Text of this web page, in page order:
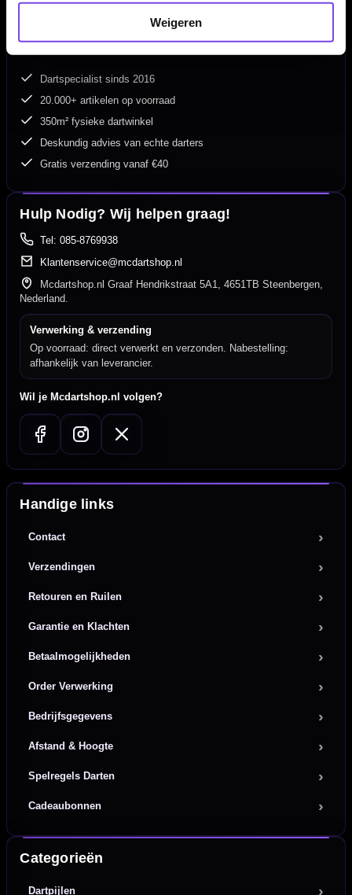
Weigeren
Dartspecialist sinds 2016
20.000+ artikelen op voorraad
350m² fysieke dartwinkel
Deskundig advies van echte darters
Gratis verzending vanaf €40
Hulp Nodig? Wij helpen graag!
Tel: 085-8769938
Klantenservice@mcdartshop.nl
Mcdartshop.nl Graaf Hendrikstraat 5A1, 4651TB Steenbergen,
Nederland.
Verwerking & verzending
Op voorraad: direct verwerkt en verzonden. Nabestelling:
afhankelijk van leverancier.
Wil je Mcdartshop.nl volgen?
Handige links
Contact
Verzendingen
Retouren en Ruilen
Garantie en Klachten
Betaalmogelijkheden
Order Verwerking
Bedrijfsgegevens
Afstand & Hoogte
Spelregels Darten
Cadeaubonnen
Categorieën
Dartpijlen